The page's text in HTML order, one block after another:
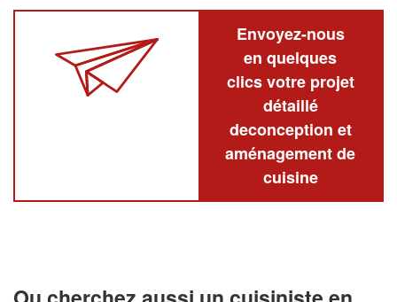
Envoyez-nous
en quelques
clics votre projet
détaillé
deconception et
aménagement de
cuisine